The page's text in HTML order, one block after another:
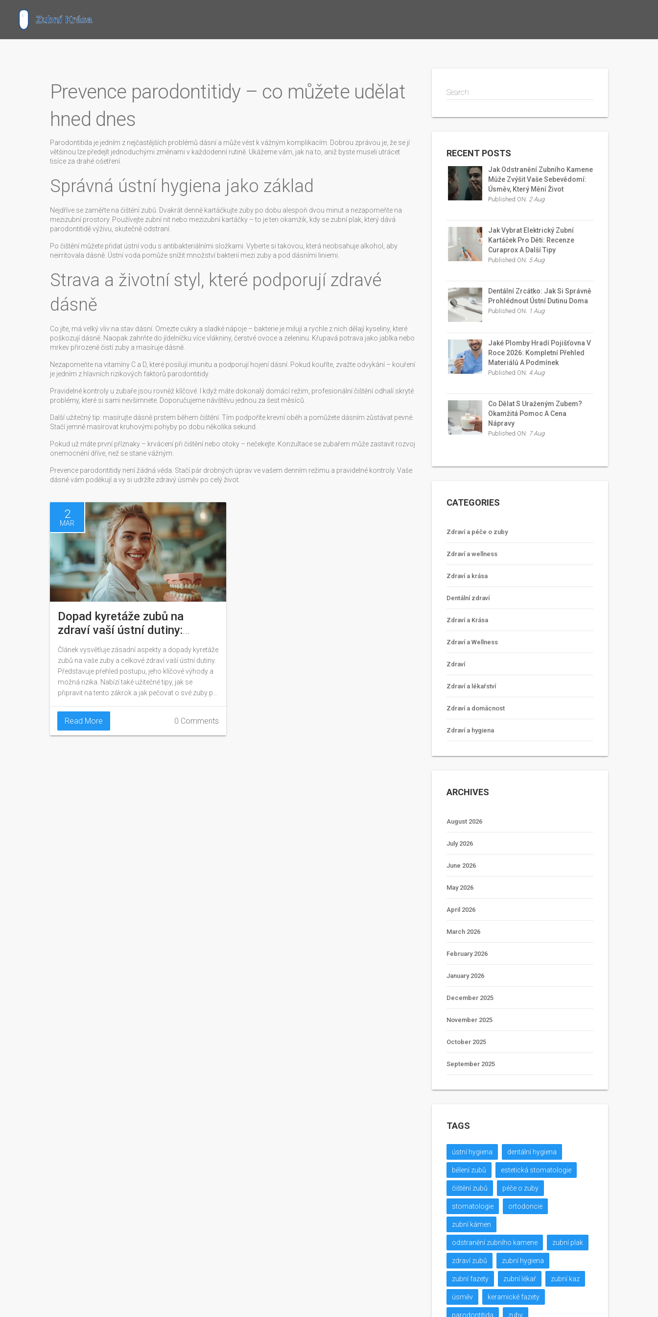
Prevence parodontitidy – co můžete udělat
hned dnes
Parodontitida je jedním z nejčastějších problémů dásní a může vést k vážným komplikacím. Dobrou zprávou je, že se jí
většinou lze předejít jednoduchými změnami v každodenní rutině. Ukážeme vám, jak na to, aniž byste museli utrácet
tisíce za drahé ošetření.
Správná ústní hygiena jako základ
Nejdříve se zaměřte na čištění zubů. Dvakrát denně kartáčkujte zuby po dobu alespoň dvou minut a nezapomeňte na
mezizubní prostory. Používejte zubní nit nebo mezizubní kartáčky – to je ten okamžik, kdy se zubní plak, který dává
parodontitidě výživu, skutečně odstraní.
Po čištění můžete přidat ústní vodu s antibakteriálními složkami. Vyberte si takovou, která neobsahuje alkohol, aby
neirritovala dásně. Ústní voda pomůže snížit množství bakterií mezi zuby a pod dásními liniemi.
Strava a životní styl, které podporují zdravé
dásně
Co jíte, má velký vliv na stav dásní. Omezte cukry a sladké nápoje – bakterie je milují a rychle z nich dělají kyseliny, které
poškozují dásně. Naopak zahrňte do jídelníčku více vlákniny, čerstvé ovoce a zeleninu. Křupavá potrava jako jablka nebo
mrkev přirozeně čistí zuby a masíruje dásně.
Nezapomeňte na vitamíny C a D, které posilují imunitu a podporují hojení dásní. Pokud kouříte, zvažte odvykání – kouření
je jedním z hlavních rizikových faktorů parodontitidy.
Pravidelné kontroly u zubaře jsou rovněž klíčové. I když máte dokonalý domácí režim, profesionální čištění odhalí skryté
problémy, které si sami nevšimnete. Doporučujeme návštěvu jednou za šest měsíců.
Další užitečný tip: masírujte dásně prstem během čištění. Tím podpoříte krevní oběh a pomůžete dásním zůstávat pevné.
Stačí jemně masírovat kruhovými pohyby po dobu několika sekund.
Pokud už máte první příznaky – krvácení při čištění nebo otoky – nečekejte. Konzultace se zubařem může zastavit rozvoj
onemocnění dříve, než se stane vážným.
Prevence parodontitidy není žádná věda. Stačí pár drobných úprav ve vašem denním režimu a pravidelné kontroly. Vaše
dásně vám poděkují a vy si udržíte zdravý úsměv po celý život.
2
MAR
Dopad kyretáže zubů na
zdraví vaší ústní dutiny:
Komplexní průvodce
Článek vysvětluje zásadní aspekty a dopady kyretáže
zubů na vaše zuby a celkové zdraví vaší ústní dutiny.
Představuje přehled postupu, jeho klíčové výhody a
možná rizika. Nabízí také užitečné tipy, jak se
připravit na tento zákrok a jak pečovat o své zuby po
zuby a pravidelných návštěv u zubaře.
Read More 0 Comments
Search
RECENT POSTS
Jak Odstranění Zubního Kamene
Může Zvýšit Vaše Sebevědomí:
Úsměv, Který Mění Život
Published ON: 2 Aug
Jak Vybrat Elektrický Zubní
Kartáček Pro Děti: Recenze
Curaprox A Další Tipy
Published ON: 5 Aug
Dentální Zrcátko: Jak Si Správně
Prohlédnout Ústní Dutinu Doma
Published ON: 1 Aug
Jaké Plomby Hradí Pojišťovna V
Roce 2026: Kompletní Přehled
Materiálů A Podmínek
Published ON: 4 Aug
Co Dělat S Uraženým Zubem?
Okamžitá Pomoc A Cena
Nápravy
Published ON: 7 Aug
CATEGORIES
Zdraví a péče o zuby
Zdraví a wellness
Zdraví a krása
Dentální zdraví
Zdraví a Krása
Zdraví a Wellness
Zdraví
Zdraví a lékařství
Zdraví a domácnost
Zdraví a hygiena
ARCHIVES
August 2026
July 2026
June 2026
May 2026
April 2026
March 2026
February 2026
January 2026
December 2025
November 2025
October 2025
September 2025
TAGS
ústní hygiena dentální hygiena
bělení zubů estetická stomatologie
čištění zubů péče o zuby
stomatologie ortodoncie
zubní kámen
odstranění zubního kamene zubní plak
zdraví zubů zubní hygiena
zubní fazety zubní lékař zubní kaz
úsměv keramické fazety
parodontitida zuby